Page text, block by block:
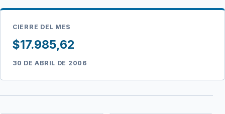
CIERRE DEL MES
$17.985,62
30 DE ABRIL DE 2006